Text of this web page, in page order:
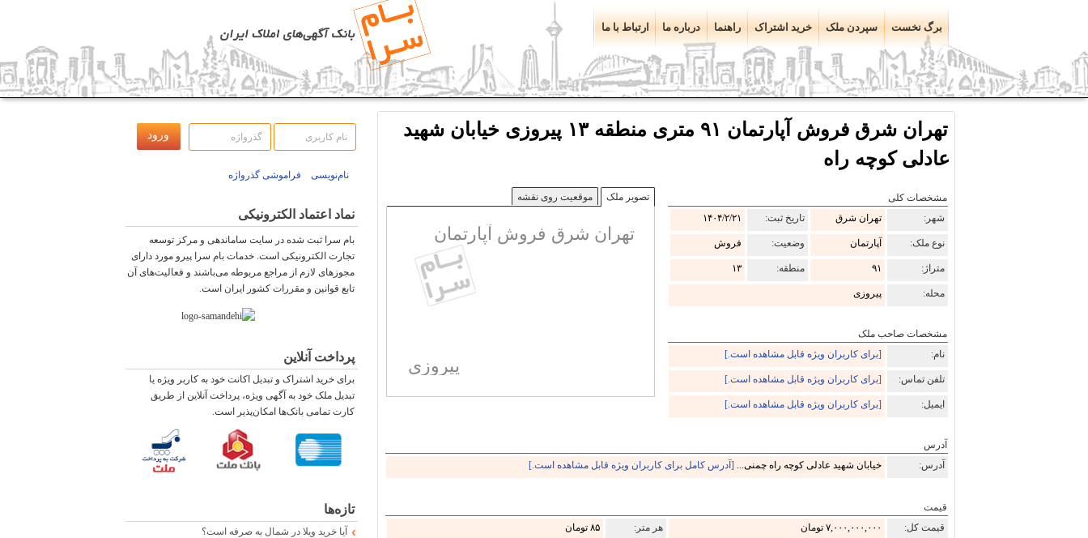
برگ نخست سپردن ملک خرید اشتراک راهنما درباره ما ارتباط با ما
نام‌نویسی فراموشی گذرواژه
نماد اعتماد الکترونیکی
بام سرا ثبت شده در سایت ساماندهی و مرکز توسعه
تجارت الکترونیکی است. خدمات بام سرا پیرو مورد دارای
مجوزهای لازم از مراجع مربوطه می‌باشند و فعاليت‌های آن
تابع قوانين و مقررات کشور ايران است.
پرداخت آنلاین
برای خرید اشتراک و تبدیل اکانت خود به کاربر ویژه یا
تبدیل ملک خود به آگهی ویژه، پرداخت آنلاین از طریق
کارت تمامی بانک‌ها امکان‌پذیر است.
تازه‌ها
آیا خرید ویلا در شمال به صرفه است؟
تهران شرق فروش آپارتمان ۹۱ متری منطقه ۱۳ پیروزی خیابان شهید
عادلی کوچه راه
تصویر ملک موقعیت روی نقشه
تهران شرق فروش آپارتمان
پیروزی
مشخصات کلی
شهر:
تهران شرق تاریخ ثبت: ۱۴۰۴/۲/۲۱
نوع ملک: آپارتمان وضعیت: فروش
متراژ: ۹۱ منطقه: ۱۳
محله: پیروزی
مشخصات صاحب ملک
نام:
[برای کاربران ویژه قابل مشاهده است.]
تلفن تماس: [برای کاربران ویژه قابل مشاهده است.]
ایمیل: [برای کاربران ویژه قابل مشاهده است.]
آدرس
آدرس:
خیابان شهید عادلی کوچه راه چمنی... [آدرس کامل برای کاربران ویژه قابل مشاهده است.]
قیمت
قیمت کل:
۷,۰۰۰,۰۰۰,۰۰۰ تومان هر متر: ۸۵ تومان